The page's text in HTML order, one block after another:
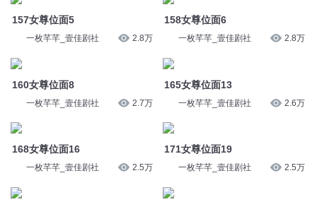
157女尊位面5
一枚芊芊_壹佳剧社 2.8万
160女尊位面8
一枚芊芊_壹佳剧社 2.7万
168女尊位面16
一枚芊芊_壹佳剧社 2.5万
158女尊位面6
一枚芊芊_壹佳剧社 2.8万
165女尊位面13
一枚芊芊_壹佳剧社 2.6万
171女尊位面19
一枚芊芊_壹佳剧社 2.5万